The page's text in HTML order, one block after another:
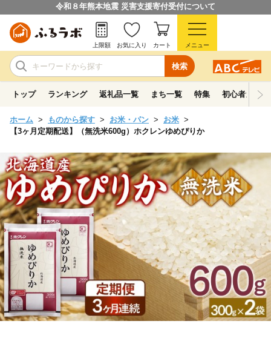
令和８年熊本地震 災害支援寄付受付について
検索
上限額 お気に入り カート メニュー
トップ ランキング 返礼品一覧 まち一覧 特集 初心者ガイド
ホーム ものから探す お米・パン
お米
【3ヶ月定期配送】（無洗米600g）ホクレンゆめぴりか